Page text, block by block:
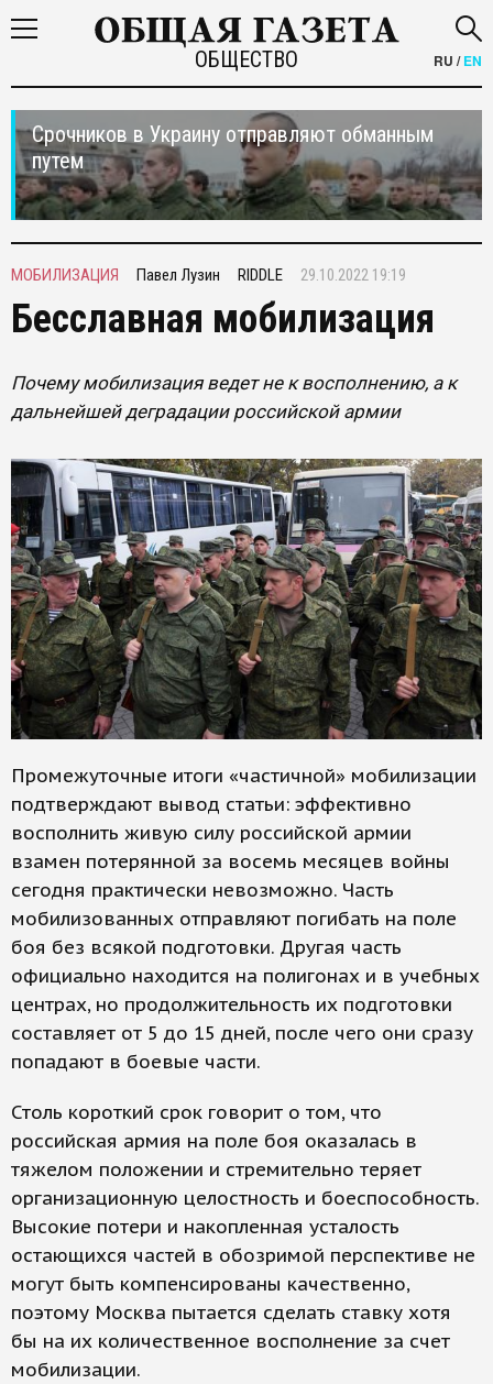
ОБЩЕСТВО RU /EN
Срочников в Украину отправляют обманным
путем
МОБИЛИЗАЦИЯ Павел Лузин RIDDLE 29.10.2022 19:19
Бесславная мобилизация
Почему мобилизация ведет не к восполнению, а к
дальнейшей деградации российской армии
Промежуточные итоги «частичной» мобилизации
подтверждают вывод статьи: эффективно
восполнить живую силу российской армии
взамен потерянной за восемь месяцев войны
сегодня практически невозможно. Часть
мобилизованных отправляют погибать на поле
боя без всякой подготовки. Другая часть
официально находится на полигонах и в учебных
центрах, но продолжительность их подготовки
составляет от 5 до 15 дней, после чего они сразу
попадают в боевые части.
Столь короткий срок говорит о том, что
российская армия на поле боя оказалась в
тяжелом положении и стремительно теряет
организационную целостность и боеспособность.
Высокие потери и накопленная усталость
остающихся частей в обозримой перспективе не
могут быть компенсированы качественно,
поэтому Москва пытается сделать ставку хотя
бы на их количественное восполнение за счет
мобилизации.